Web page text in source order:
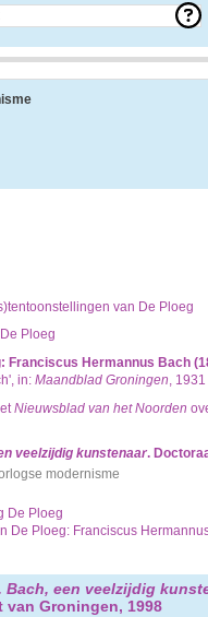
over een bepaald archief.
vindplaats,
informatie over de
gevolgd. De rubrieken in
ook aan de zoekvraag.
van De Ploeg
Ploeg
Franciscus Hermannus Bach
in: Maandblad Groningen, 1931
Nieuwsblad van het Noorden
veelzijdig kunstenaar.
modernisme
De Ploeg
De Ploeg: Franciscus
Bach, een veelzijdig
Groningen, 1998